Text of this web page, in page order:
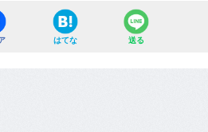
はてな 送る